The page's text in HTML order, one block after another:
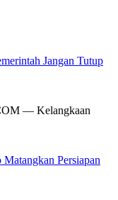
Jangan Tutup
— Kelangkaan
Persiapan